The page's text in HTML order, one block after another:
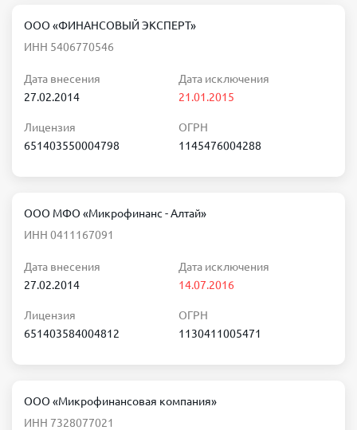
ООО «ФИНАНСОВЫЙ ЭКСПЕРТ»
ИНН 5406770546
Дата внесения
27.02.2014
Дата исключения
21.01.2015
Лицензия
651403550004798
ОГРН
1145476004288
ООО МФО «Микрофинанс - Алтай»
ИНН 0411167091
Дата внесения
27.02.2014
Дата исключения
14.07.2016
Лицензия
651403584004812
ОГРН
1130411005471
ООО «Микрофинансовая компания»
ИНН 7328077021